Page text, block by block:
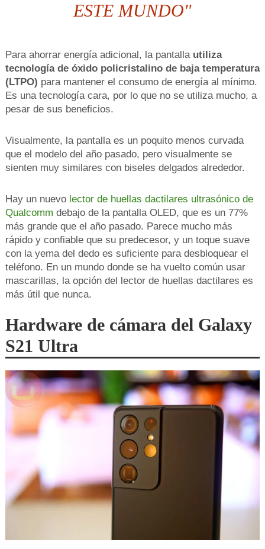
ESTE MUNDO"
Para ahorrar energía adicional, la pantalla utiliza
tecnología de óxido policristalino de baja temperatura
(LTPO) para mantener el consumo de energía al mínimo.
Es una tecnología cara, por lo que no se utiliza mucho, a
pesar de sus beneficios.
Visualmente, la pantalla es un poquito menos curvada
que el modelo del año pasado, pero visualmente se
sienten muy similares con biseles delgados alrededor.
Hay un nuevo lector de huellas dactilares ultrasónico de
Qualcomm debajo de la pantalla OLED, que es un 77%
más grande que el año pasado. Parece mucho más
rápido y confiable que su predecesor, y un toque suave
con la yema del dedo es suficiente para desbloquear el
teléfono. En un mundo donde se ha vuelto común usar
mascarillas, la opción del lector de huellas dactilares es
más útil que nunca.
Hardware de cámara del Galaxy
S21 Ultra